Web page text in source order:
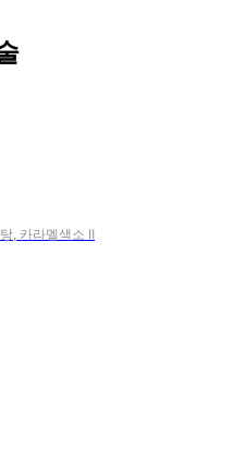
, 카라멜색소 Ⅱ